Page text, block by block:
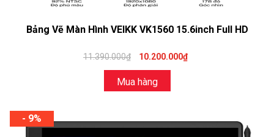
Bảng Vẽ Màn Hình VEIKK VK1560 15.6inch Full HD
11.390.000₫ 10.200.000₫
Mua hàng
- 9%